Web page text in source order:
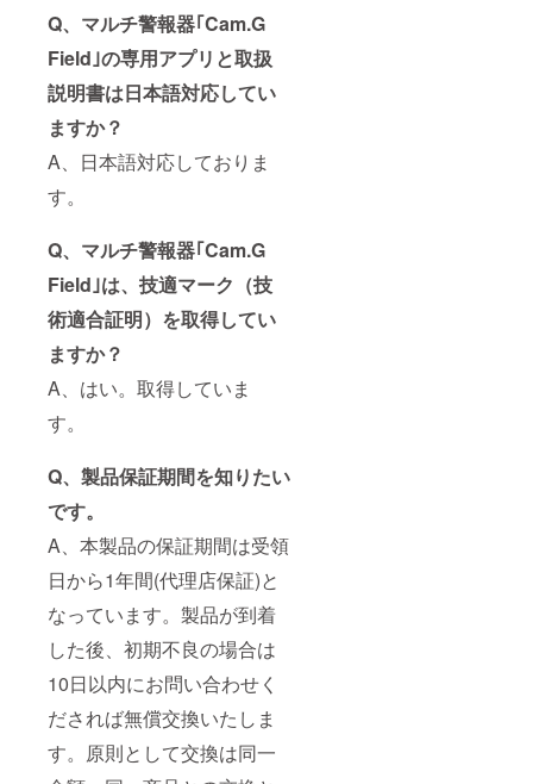
Q、マルチ警報器｢Cam.G
Field｣の専用アプリと取扱
説明書は日本語対応してい
ますか？
A、日本語対応しておりま
す。
Q、マルチ警報器｢Cam.G
Field｣は、技適マーク（技
術適合証明）を取得してい
ますか？
A、はい。取得していま
す。
Q、製品保証期間を知りたい
です。
A、本製品の保証期間は受領
日から1年間(代理店保証)と
なっています。製品が到着
した後、初期不良の場合は
10日以内にお問い合わせく
だされば無償交換いたしま
す。原則として交換は同一